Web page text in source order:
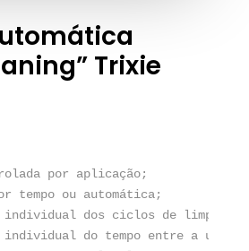
Trixie
por aplicação;
tempo ou automática;
individual dos ciclos de limpeza,
individual do tempo entre a